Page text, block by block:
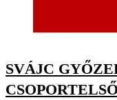
SVÁJC